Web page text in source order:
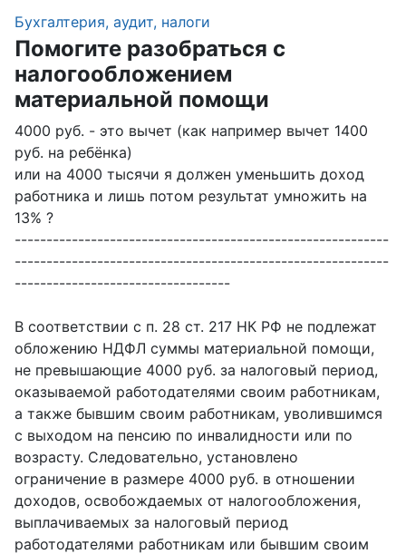
Бухгалтерия, аудит, налоги
Помогите разобраться с
налогообложением
материальной помощи
4000 руб. - это вычет (как например вычет 1400
руб. на ребёнка)
или на 4000 тысячи я должен уменьшить доход
работника и лишь потом результат умножить на
13% ?
-----------------------------------------------------------
-----------------------------------------------------------
----------------------------------
В соответствии с п. 28 ст. 217 НК РФ не подлежат
обложению НДФЛ суммы материальной помощи,
не превышающие 4000 руб. за налоговый период,
оказываемой работодателями своим работникам,
а также бывшим своим работникам, уволившимся
с выходом на пенсию по инвалидности или по
возрасту. Следовательно, установлено
ограничение в размере 4000 руб. в отношении
доходов, освобождаемых от налогообложения,
выплачиваемых за налоговый период
работодателями работникам или бывшим своим